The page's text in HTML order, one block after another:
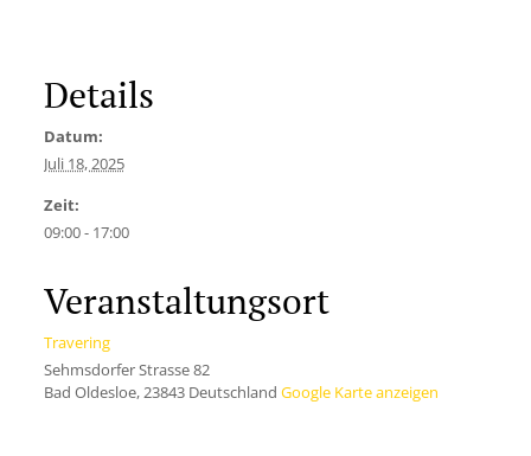
Details
Datum:
Juli 18, 2025
Zeit:
09:00 - 17:00
Veranstaltungsort
Travering
Sehmsdorfer Strasse 82
Bad Oldesloe, 23843 Deutschland Google Karte anzeigen